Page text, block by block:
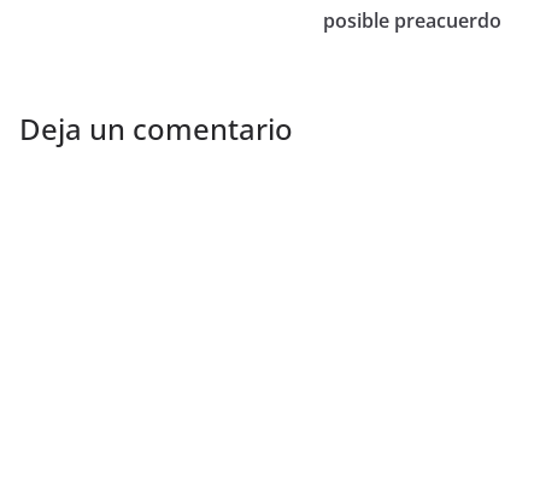
posible preacuerdo
Deja un comentario